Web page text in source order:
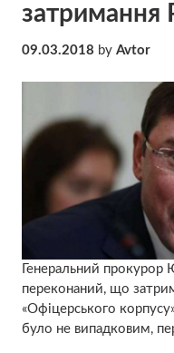
затримання
09.03.2018 by Avtor
Генеральний прокурор
переконаний, що
«Офіцерського
було не випадковим,